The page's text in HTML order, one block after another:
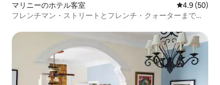
マリニーのホテル客室 レビュー50
4.9 (50)
フレンチマン・ストリートとフレンチ・クォーターまで徒